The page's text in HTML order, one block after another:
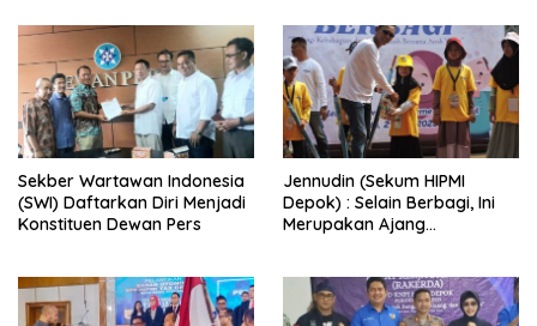
Sekber Wartawan Indonesia
(SWI) Daftarkan Diri Menjadi
Konstituen Dewan Pers
Jennudin (Sekum HIPMI
Depok) : Selain Berbagi, Ini
Merupakan Ajang